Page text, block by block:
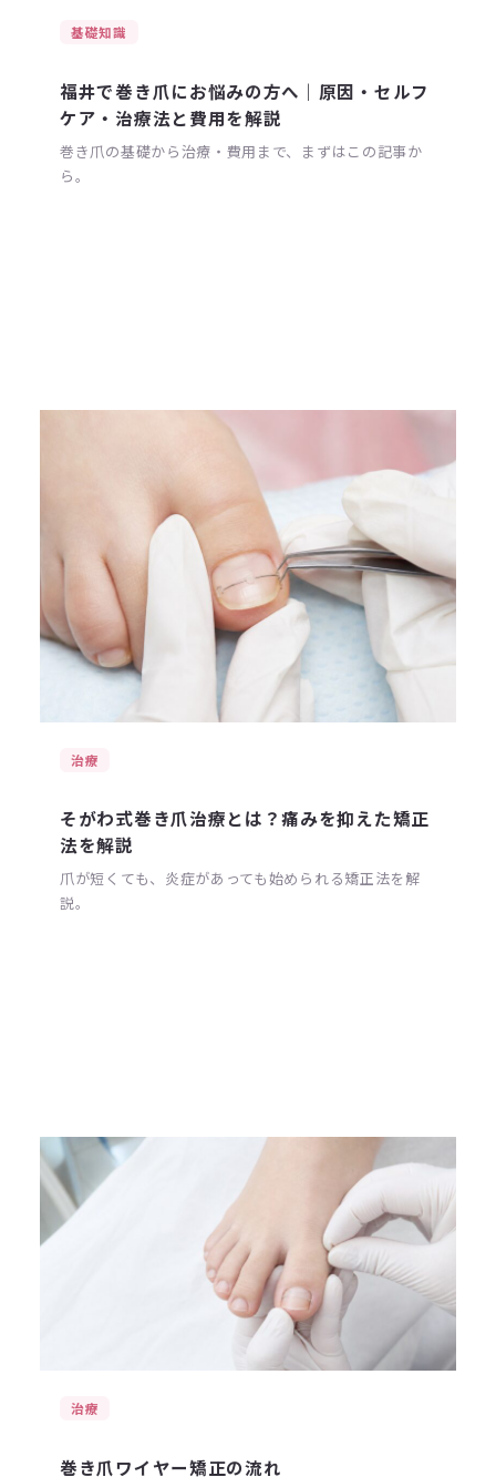
基礎知識
福井で巻き爪にお悩みの方へ｜原因・セルフ
ケア・治療法と費用を解説
巻き爪の基礎から治療・費用まで、まずはこの記事か
ら。
治療
そがわ式巻き爪治療とは？痛みを抑えた矯正
法を解説
爪が短くても、炎症があっても始められる矯正法を解
説。
治療
巻き爪ワイヤー矯正の流れ